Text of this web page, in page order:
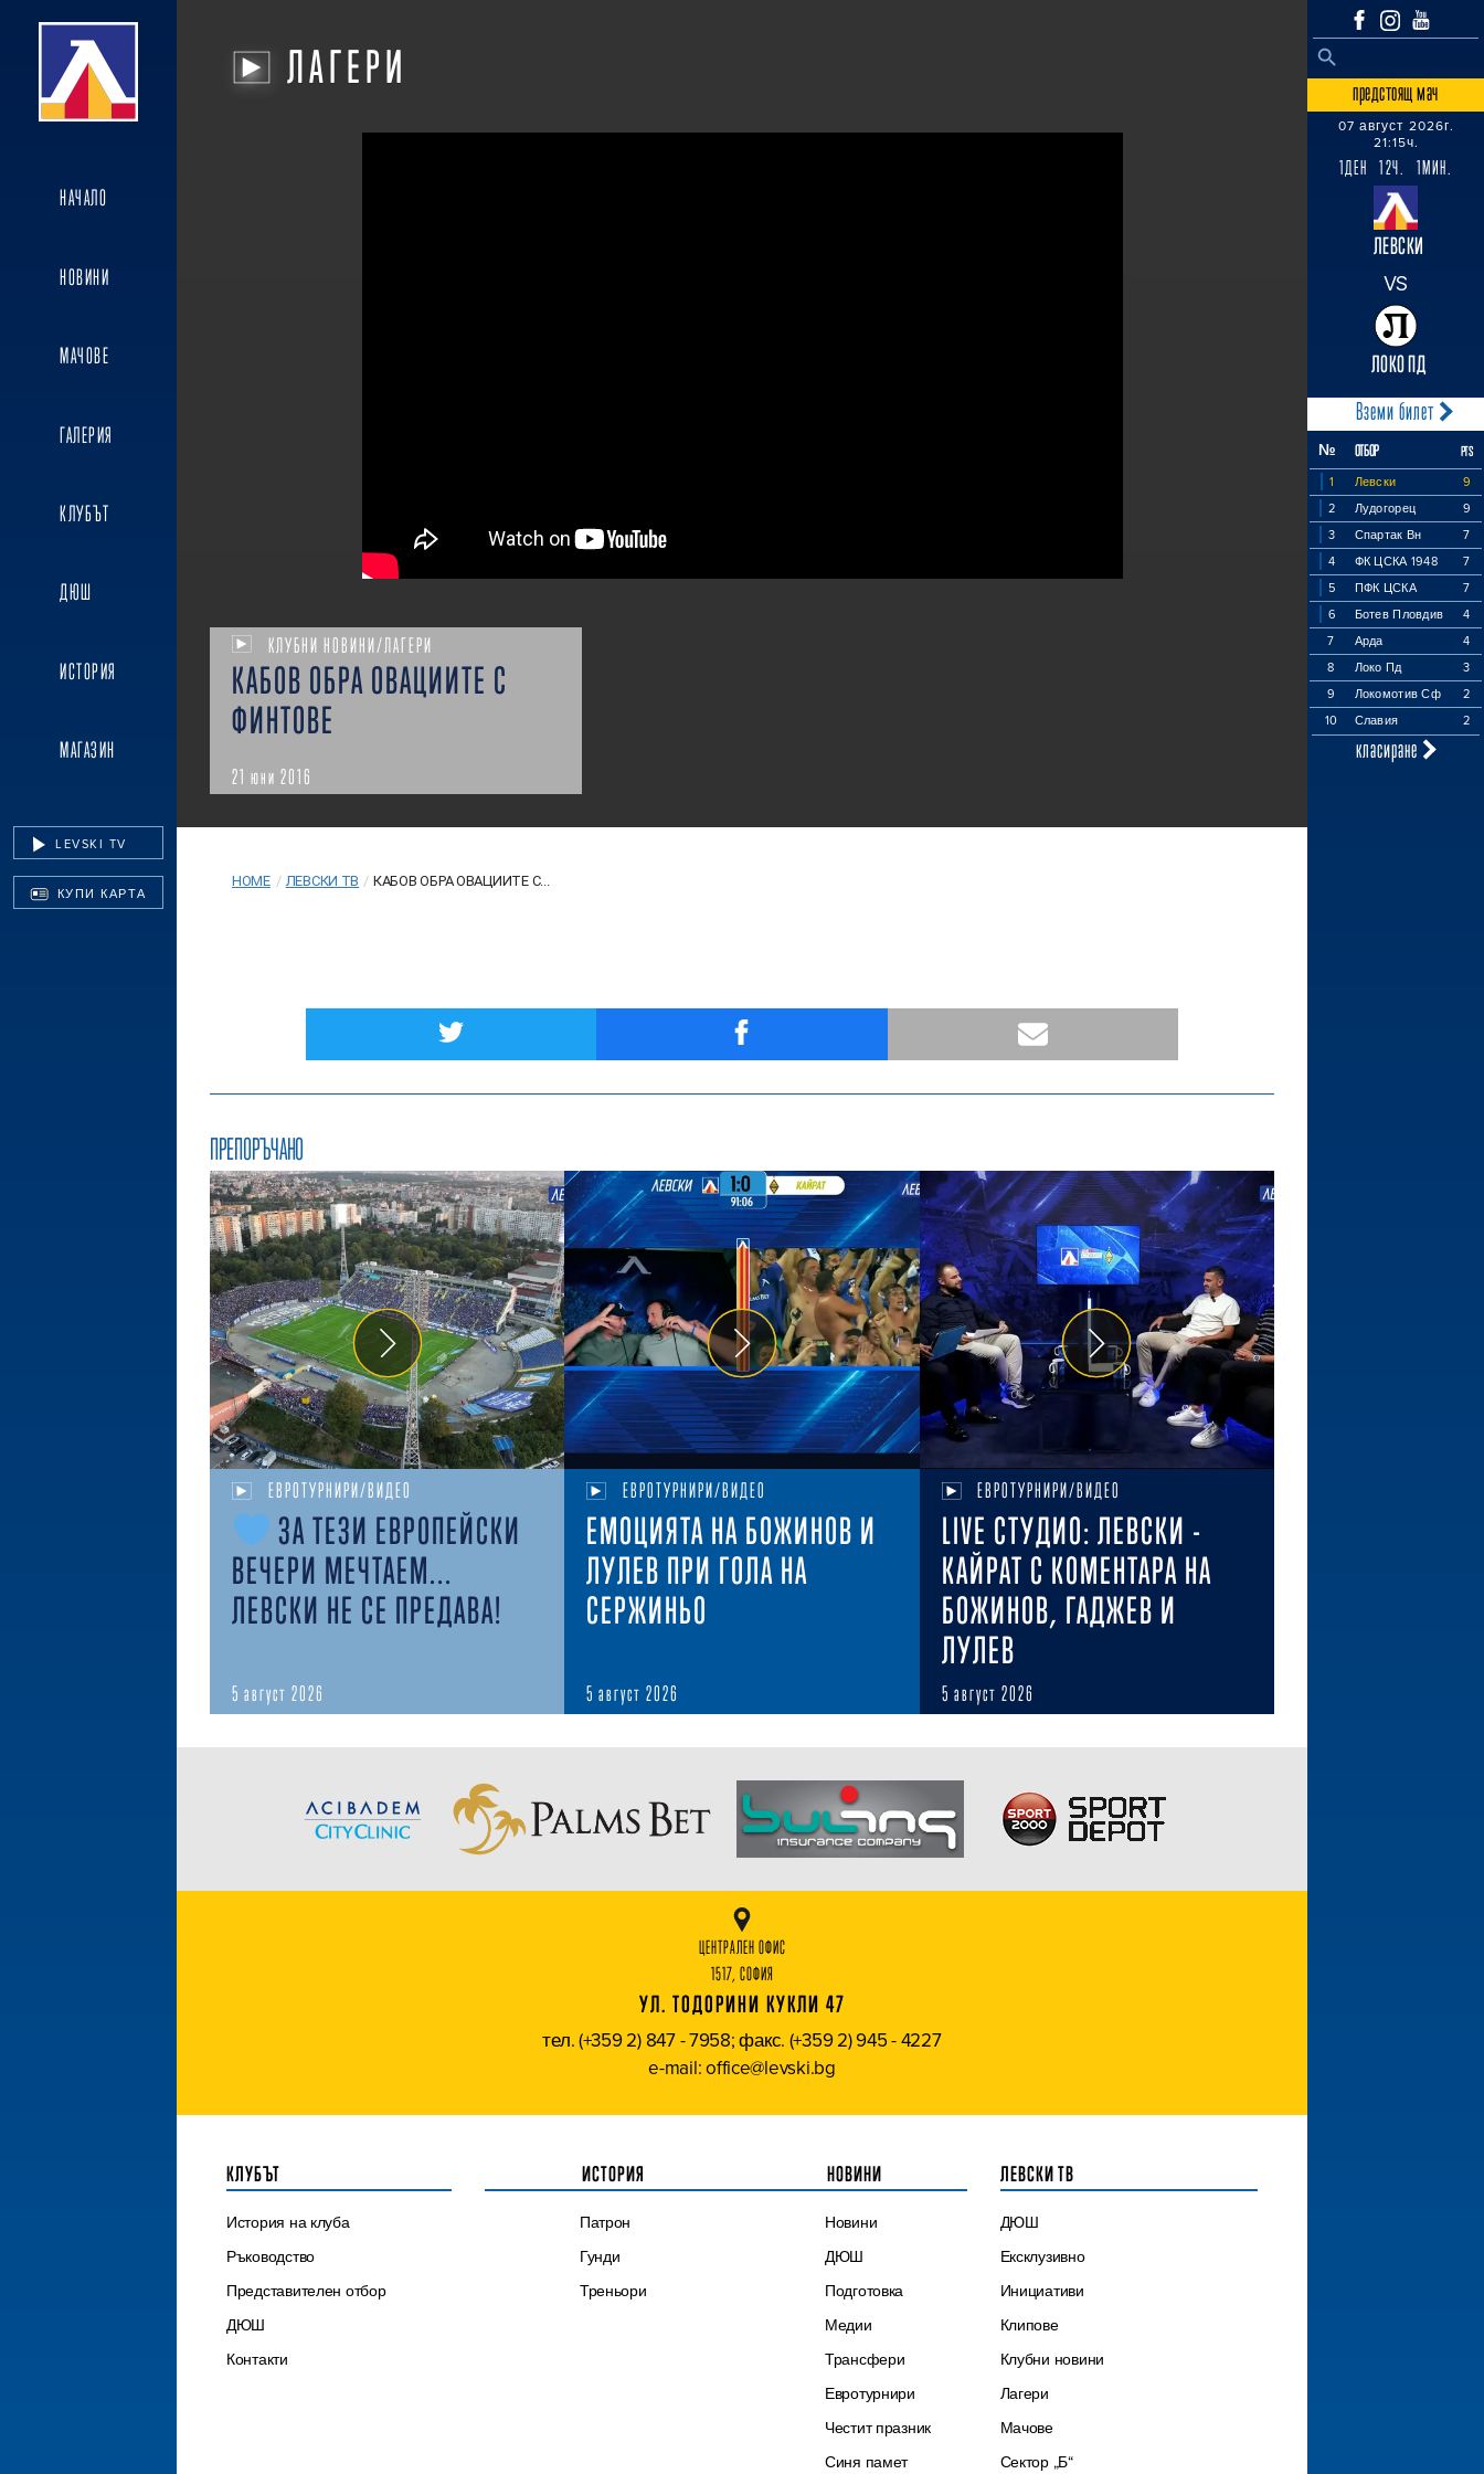
НАЧАЛО
НОВИНИ
МАЧОВЕ
ГАЛЕРИЯ
КЛУБЪТ
ДЮШ
ИСТОРИЯ
МАГАЗИН
LEVSKI TV
КУПИ КАРТА
Search
SEARCH BUTTON
предстоящ мач
07 август 2026г.
21:15ч.
1ДЕН 12Ч. 1МИН.
ЛЕВСКИ
VS
ЛОКО ПД
Вземи билет
№ ОТБОР PTS
1 Левски
9
2
Лудогорец
9
3
Спартак Вн
7
4
ФК ЦСКА 1948
7
5
ПФК ЦСКА
7
6
Ботев Пловдив
4
7
Арда
4
8
Локо Пд
3
9
Локомотив Сф
2
10
Славия 2
класиране
ЛАГЕРИ
КЛУБНИ НОВИНИ/ЛАГЕРИ
КАБОВ ОБРА ОВАЦИИТЕ С
ФИНТОВЕ
21 юни 2016
HOME / ЛЕВСКИ ТВ / КАБОВ ОБРА ОВАЦИИТЕ С...
ПРЕПОРЪЧАНО
ЕВРОТУРНИРИ/ВИДЕО
ЗА ТЕЗИ ЕВРОПЕЙСКИ
ВЕЧЕРИ МЕЧТАЕМ...
ЛЕВСКИ НЕ СЕ ПРЕДАВА!
5 август 2026
ЕВРОТУРНИРИ/ВИДЕО
ЕМОЦИЯТА НА БОЖИНОВ И
ЛУЛЕВ ПРИ ГОЛА НА
СЕРЖИНЬО
5 август 2026
ЕВРОТУРНИРИ/ВИДЕО
LIVE СТУДИО: ЛЕВСКИ -
КАЙРАТ С КОМЕНТАРА НА
БОЖИНОВ, ГАДЖЕВ И
ЛУЛЕВ
5 август 2026
ЦЕНТРАЛЕН ОФИС
1517, СОФИЯ
УЛ. ТОДОРИНИ КУКЛИ 47
тел. (+359 2) 847 - 7958; факс. (+359 2) 945 - 4227
e-mail: office@levski.bg
КЛУБЪТ
История на клуба
Ръководство
Представителен отбор
ДЮШ
Контакти
ИСТОРИЯ
Патрон
Гунди
Треньори
НОВИНИ
Новини
ДЮШ
Подготовка
Медии
Трансфери
Евротурнири
Честит празник
Синя памет
ЛЕВСКИ ТВ
ДЮШ
Ексклузивно
Инициативи
Клипове
Клубни новини
Лагери
Мачове
Сектор „Б“